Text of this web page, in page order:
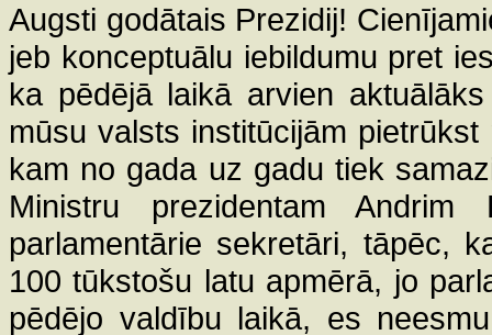
Augsti godātais Prezidij!
jeb konceptuālu iebildumu pret
ka pēdējā laikā arvien
mūsu valsts institūcijām
kam no gada uz gadu tiek
Ministru prezidentam
parlamentārie sekretāri, tāpēc,
100 tūkstošu latu apmērā, jo
pēdējo valdību laikā, es